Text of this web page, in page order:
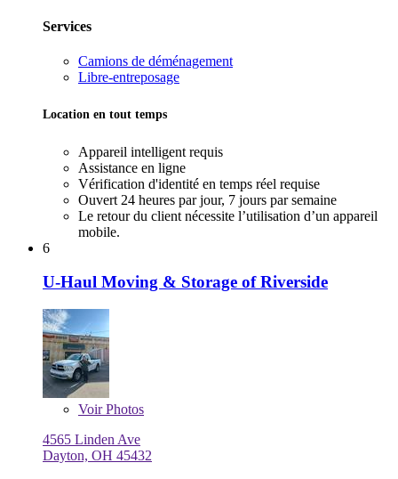
Services
Camions de déménagement
Libre-entreposage
Location en tout temps
Appareil intelligent requis
Assistance en ligne
Vérification d'identité en temps réel requise
Ouvert 24 heures par jour, 7 jours par semaine
Le retour du client nécessite l’utilisation d’un appareil
mobile.
6
U-Haul Moving & Storage of Riverside
VoirPhotos
4565 Linden Ave
Dayton, OH 45432